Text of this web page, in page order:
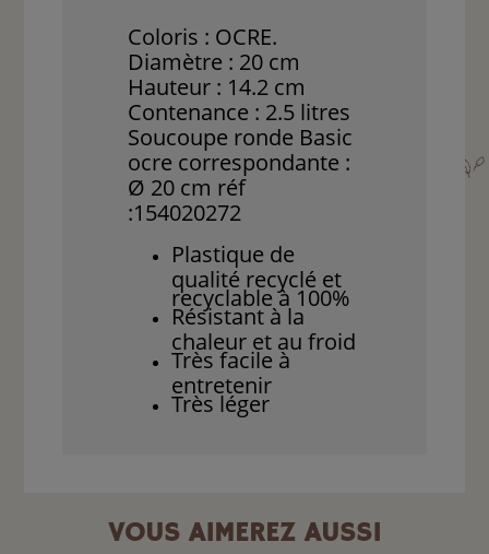
Coloris : OCRE.
Diamètre : 20 cm
Hauteur : 14.2 cm
Contenance : 2.5 litres
Soucoupe ronde Basic
ocre correspondante :
Ø 20 cm réf
:154020272
Plastique de
qualité recyclé et
recyclable à 100%
Résistant à la
chaleur et au froid
Très facile à
entretenir
Très léger
VOUS AIMEREZ AUSSI